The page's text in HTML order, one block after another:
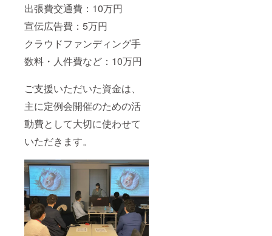
出張費交通費：10万円
宣伝広告費：5万円
クラウドファンディング手
数料・人件費など：10万円
ご支援いただいた資金は、
主に定例会開催のための活
動費として大切に使わせて
いただきます。